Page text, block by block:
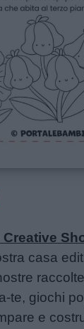
casa
te, giochi
e